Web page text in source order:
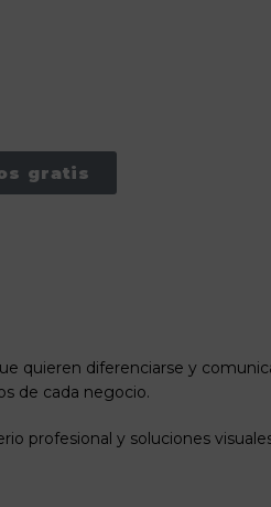
gratis
quieren diferenciarse y
de cada negocio.
profesional y soluciones